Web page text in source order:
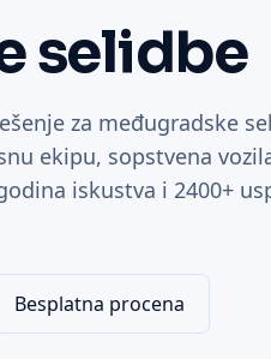
selidbe
za međugradske
ekipu, sopstvena
iskustva i 2400+
Besplatna procena